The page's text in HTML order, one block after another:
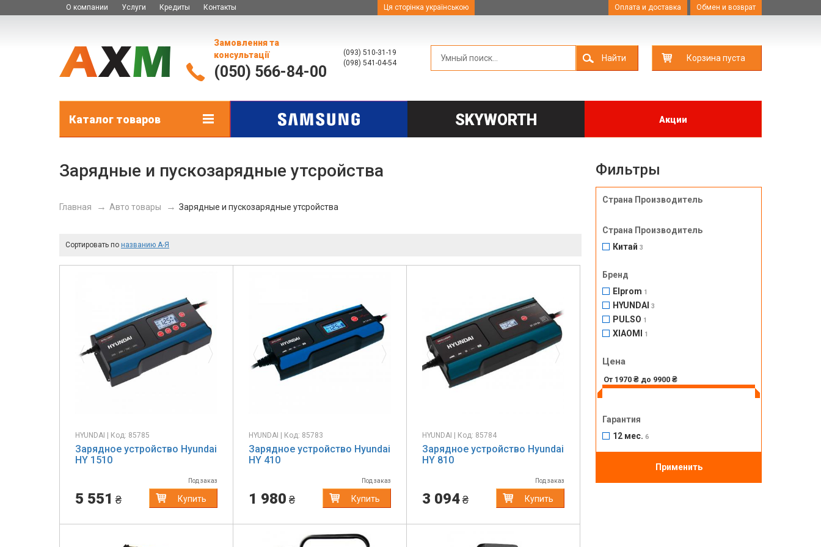
О компании Услуги Кредиты Контакты Ця сторінка українською Оплата и доставка Обмен и возврат
Замовлення та
консультації
(050) 566-84-00
(093) 510-31-19
(098) 541-04-54
Найти Корзина пуста
SKYWORTH Акции
Каталог товаров
Зарядные и пускозарядные утсройства
Главная Авто товары Зарядные и пускозарядные утсройства
Сортировать по названию А-Я
Previous Next
HYUNDAI | Код: 85785
Зарядное устройство Hyundai
HY 1510
Под заказ
5 551 ₴ Купить
Previous Next
HYUNDAI | Код: 85783
Зарядное устройство Hyundai
HY 410
Под заказ
1 980 ₴ Купить
Previous Next
HYUNDAI | Код: 85784
Зарядное устройство Hyundai
HY 810
Под заказ
3 094₴ Купить
Фильтры
Страна Производитель
Страна Производитель
Китай3
Бренд
Elprom 1
HYUNDAI3
PULSO 1
XIAOMI 1
Цена
Гарантия
12 мес.6
Применить